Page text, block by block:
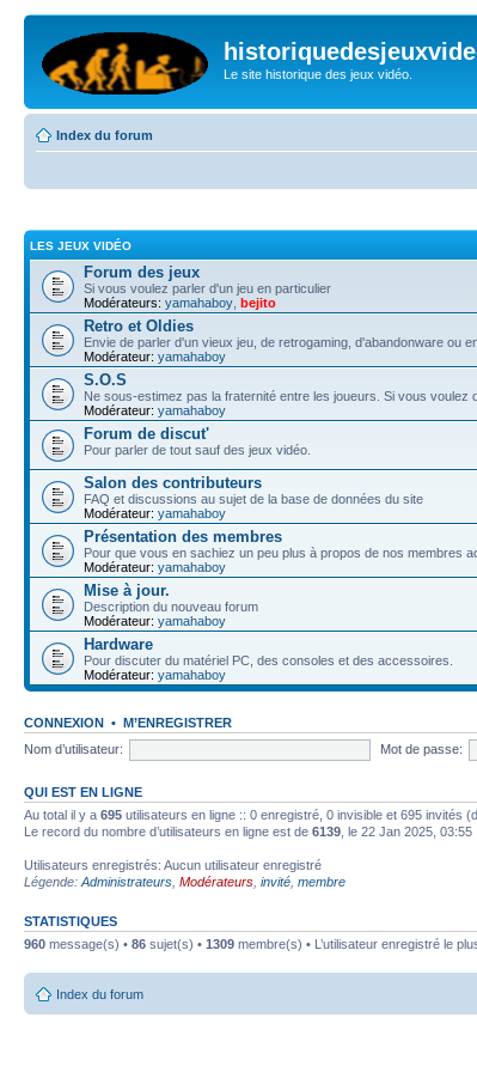
Le site historique des jeux vidéo.
Index du forum
LES JEUX VIDÉO
Forum des jeux
Si vous voulez parler d'un jeu en particulier
Modérateurs: yamahaboy bejito
Retro et Oldies
Envie de parler d'un vieux jeu, de retrogaming, d'abandonware ou
Modérateur: yamahaboy
S.O.S
Ne sous-estimez pas la fraternité entre les joueurs. Si vous voulez
Modérateur: yamahaboy
Forum de discut'
Pour parler de tout sauf des jeux vidéo.
Salon des contributeurs
FAQ et discussions au sujet de la base de données du site
Modérateur: yamahaboy
Présentation des membres
Pour que vous en sachiez un peu plus à propos de nos membres
Modérateur: yamahaboy
Mise à jour.
Description du nouveau forum
Modérateur: yamahaboy
Hardware
Pour discuter du matériel PC, des consoles et des accessoires.
Modérateur: yamahaboy
CONNEXION • M’ENREGISTRER
Nom d’utilisateur:
Mot de passe:
QUI EST EN LIGNE
Au total il y a 695 utilisateurs en ligne :: 0 enregistré, 0 invisible et 695 invités
Le record du nombre d’utilisateurs en ligne est de 6139 , le 22 Jan 2025, 03:55
Utilisateurs enregistrés: Aucun utilisateur enregistré
Légende: Administrateurs Modérateurs invité membre
STATISTIQUES
960 message(s) • 86 sujet(s) • 1309 membre(s) • L’utilisateur enregistré le
Index du forum